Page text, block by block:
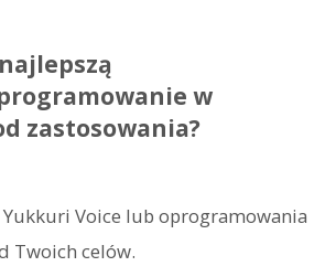
w
zastosowania?
Voice lub oprogramowania
Twoich celów.